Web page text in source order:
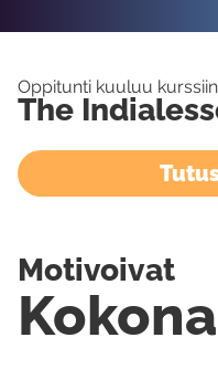
Oppitunti kuuluu kurssiin
The
Motivoivat